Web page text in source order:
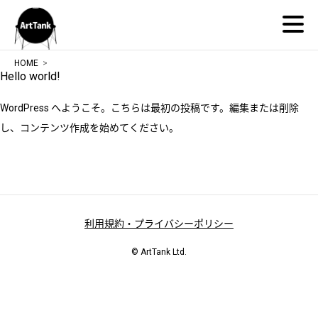
ArtTank
HOME
Hello world!
WordPress へようこそ。こちらは最初の投稿です。編集または削除
し、コンテンツ作成を始めてください。
利用規約・プライバシーポリシー
© ArtTank Ltd.